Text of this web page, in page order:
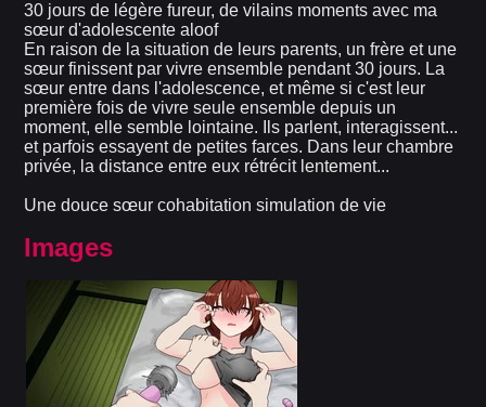
30 jours de légère fureur, de vilains moments avec ma
sœur d'adolescente aloof
En raison de la situation de leurs parents, un frère et une
sœur finissent par vivre ensemble pendant 30 jours. La
sœur entre dans l'adolescence, et même si c'est leur
première fois de vivre seule ensemble depuis un
moment, elle semble lointaine. Ils parlent, interagissent...
et parfois essayent de petites farces. Dans leur chambre
privée, la distance entre eux rétrécit lentement...
Une douce sœur cohabitation simulation de vie
Images